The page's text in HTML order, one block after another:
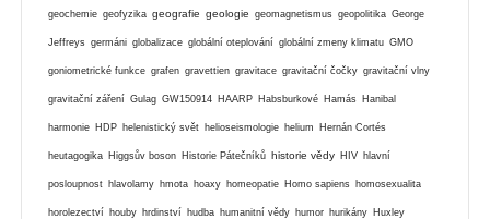
geochemie geofyzika geografie geologie geomagnetismus geopolitika George
Jeffreys germáni globalizace globální oteplování globální zmeny klimatu GMO
goniometrické funkce grafen gravettien gravitace gravitační čočky gravitační vlny
gravitační záření Gulag GW150914 HAARP Habsburkové Hamás Hanibal
harmonie HDP helenistický svět helioseismologie helium Hernán Cortés
heutagogika Higgsův boson Historie Pátečníků historie vědy HIV hlavní
posloupnost hlavolamy hmota hoaxy homeopatie Homo sapiens homosexualita
horolezectví houby hrdinství hudba humanitní vědy humor hurikány Huxley